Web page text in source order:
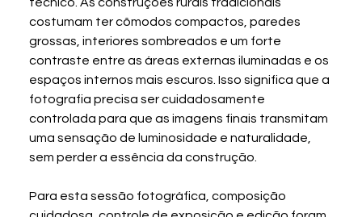
costumam ter cômodos compactos, paredes
grossas, interiores sombreados e um forte
contraste entre as áreas externas iluminadas e os
espaços internos mais escuros. Isso significa que a
fotografia precisa ser cuidadosamente
controlada para que as imagens finais transmitam
uma sensação de luminosidade e naturalidade,
sem perder a essência da construção.
Para esta sessão fotográfica, composição